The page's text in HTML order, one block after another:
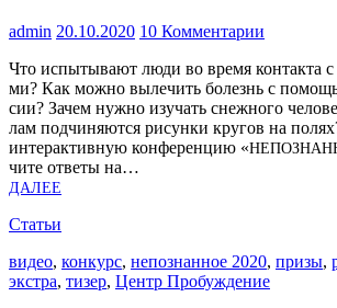
admin 20.10.2020 10 Комментарии
Что испы­ты­ва­ют люди во вре­мя кон­так­та
ми? Как мож­но выле­чить болезнь с
сии? Зачем нуж­но изу­чать снеж­но­го
лам под­чи­ня­ют­ся рисун­ки кру­гов на
интер­ак­тив­ную кон­фе­рен­цию «
чи­те отве­ты на…
ДАЛЕЕ
Статьи
видео, конкурс, непознанное 2020, призы,
экстра, тизер, Центр Пробуждение